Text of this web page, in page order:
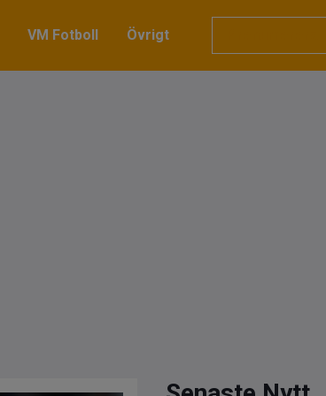
VM Fotboll Övrigt